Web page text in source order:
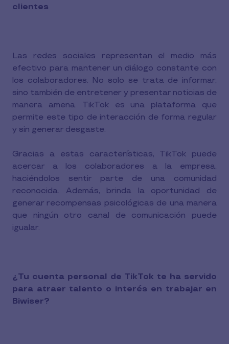
clientes
Las redes sociales representan el medio más
efectivo para mantener un diálogo constante con
los colaboradores. No solo se trata de informar,
sino también de entretener y presentar noticias de
manera amena. TikTok es una plataforma que
permite este tipo de interacción de forma regular
y sin generar desgaste.
Gracias a estas características, TikTok puede
acercar a los colaboradores a la empresa,
haciéndolos sentir parte de una comunidad
reconocida. Además, brinda la oportunidad de
generar recompensas psicológicas de una manera
que ningún otro canal de comunicación puede
igualar.
¿Tu cuenta personal de TikTok te ha servido
para atraer talento o interés en trabajar en
Biwiser?